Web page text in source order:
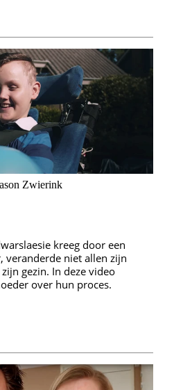
Zwierink
kreeg door een
veranderde niet allen zijn
gezin. In deze video
over hun proces.